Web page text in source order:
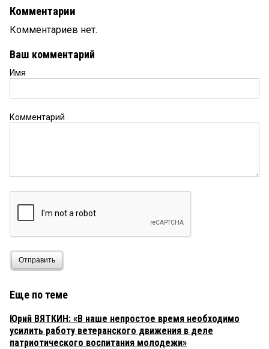
Комментарии
Комментариев нет.
Ваш комментарий
Имя
Комментарий
Отправить
Еще по теме
Юрий ВЯТКИН: «В наше непростое время необходимо
усилить работу ветеранского движения в деле
патриотического воспитания молодежи»